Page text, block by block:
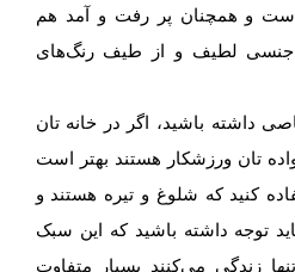
و همچنان پر رفت و آمد هم
جنسی لطیف و از طیف رنگ‌های
داشته باشید، اگر در خانه تان
تان ورزشکار هستند بهتر است
کنید که شلوغ و تیره هستند و
توجه داشته باشید که این سبک
زندگی می‌کنند بسیار متفاوت